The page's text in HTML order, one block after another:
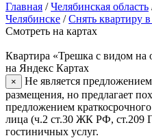
Главная /Челябинская область
Челябинске /Снять квартиру
Смотреть на картах
Квартира «Трешка с видом на
на Яндекс Картах
×
Не является
размещения, но предлагает
предложением
лица (ч.2 ст.30 ЖК РФ, ст.209
гостиничных услуг.